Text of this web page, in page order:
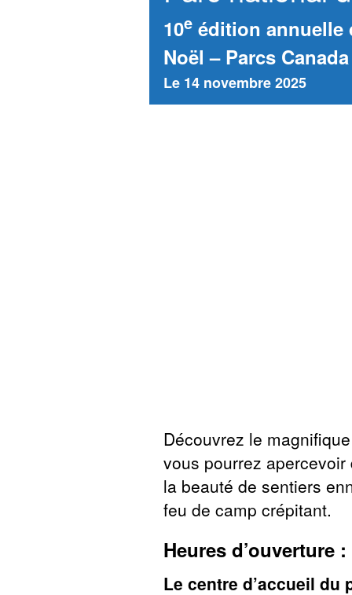
10e édition annuelle
Noël – Parcs Canada
Le 14 novembre 2025
Découvrez le
vous pourrez
la beauté de sentiers
feu de camp crépitant.
Heures d’ouverture :
Le centre d’accueil du